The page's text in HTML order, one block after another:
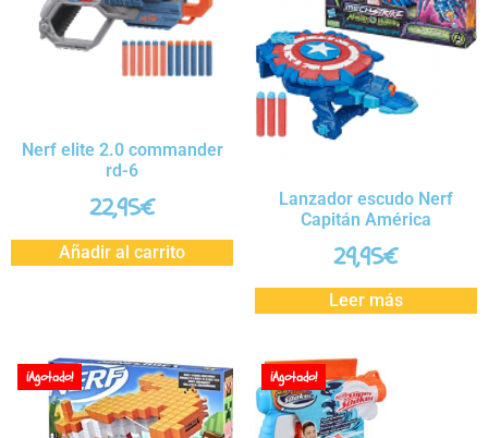
Nerf elite 2.0 commander
rd-6
22,95€
Añadir al carrito
Lanzador escudo Nerf
Capitán América
29,95€
Leer más
¡Agotado! ¡Agotado!